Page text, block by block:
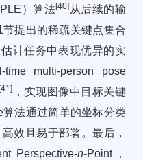
）算法[40] 从后续的输
提出的稀疏关键点集合
计任务中表现优异的实
multi-person pose
，实现图像中目标关键
法通过简单的坐标分类
效且易于部署。最后，
Perspective-n-Point，